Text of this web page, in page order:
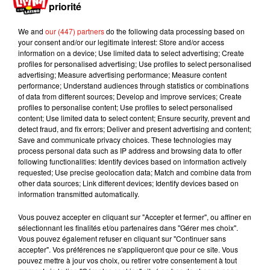
26 août 2021
Ligue des Champions :
Le PSG affrontera
Manchester City, le RB...
1 2 3 4 5
priorité
We and our (447) partnersdo the following data processing based on
your consent and/or our legitimate interest: Store and/or access
information on a device; Use limited data to select advertising; Create
profiles for personalised advertising; Use profiles to select personalised
advertising; Measure advertising performance; Measure content
performance; Understand audiences through statistics or combinations
of data from different sources; Develop and improve services; Create
profiles to personalise content; Use profiles to select personalised
content; Use limited data to select content; Ensure security, prevent and
detect fraud, and fix errors; Deliver and present advertising and content;
Save and communicate privacy choices. These technologies may
process personal data such as IP address and browsing data to offer
following functionalities: Identify devices based on information actively
requested; Use precise geolocation data; Match and combine data from
other data sources; Link different devices; Identify devices based on
information transmitted automatically.
Vous pouvez accepter en cliquant sur "Accepter et fermer", ou affiner en
sélectionnant les finalités et/ou partenaires dans "Gérer mes choix".
Vous pouvez également refuser en cliquant sur "Continuer sans
accepter". Vos préférences ne s'appliqueront que pour ce site. Vous
pouvez mettre à jour vos choix, ou retirer votre consentement à tout